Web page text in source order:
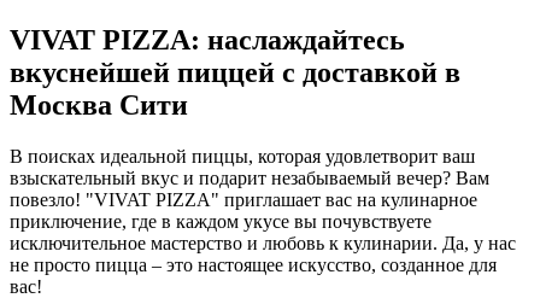
VIVAT PIZZA: наслаждайтесь
вкуснейшей пиццей с доставкой в
Москва Сити
В поисках идеальной пиццы, которая удовлетворит ваш
взыскательный вкус и подарит незабываемый вечер? Вам
повезло! "VIVAT PIZZA" приглашает вас на кулинарное
приключение, где в каждом укусе вы почувствуете
исключительное мастерство и любовь к кулинарии. Да, у нас
не просто пицца – это настоящее искусство, созданное для
вас!